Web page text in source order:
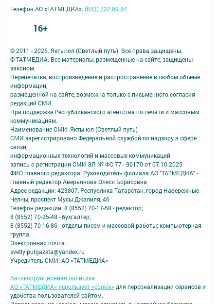
© 2011 - 2026. Якты юл (Светлый путь). Все права защищены.
© ТАТМЕДИА. Все материалы, размещенные на сайте, защищены
законом.
Перепечатка, воспроизведение и распространение в любом объеме
информации,
размещенной на сайте, возможна только с письменного согласия
редакций СМИ.
При поддержке Республиканского агентства по печати и массовым
коммуникациям.
Наименование СМИ: Якты юл (Светлый путь)
СМИ зарегистрировано Федеральной службой по надзору в сфере
связи,
информационных технологий и массовых коммуникаций
запись о регистрации СМИ ЭЛ № ФС 77 - 90170 от 07.10.2025
ФИО главного редактора: Руководитель филиала АО "ТАТМЕДИА" -
главный редактор Аверьянова Олеся Борисовна
Адрес редакции: 423807, Республика Татарстан, город Набережные
Челны, проспект Мусы Джалиля, 46
Телефон редакции: 8 (8552) 70-17-58 - редактор;
8 (8552) 70-25-48 - бухгалтер;
8 (8552) 70-16-86 - отделы писем и массовой работы; компьютерная
группа.
Электронная почта:
svetlyiputgazeta@yandex.ru
Учредитель СМИ: АО «ТАТМЕДИА»
Антикоррупционная политика
АО «ТАТМЕДИА» использует «cookie»для персонализации сервисов и
удобства пользователей сайтом.
Телефон АО «ТАТМЕДИА»:(843) 222 09 84
16+